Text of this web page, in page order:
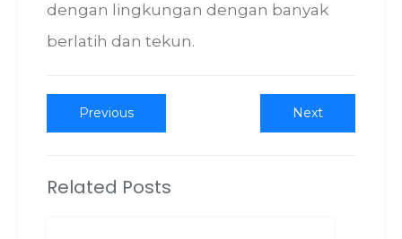
dengan lingkungan dengan banyak
berlatih dan tekun.
PostPreviousPrevious
post:
NextNext
post:
Related Posts